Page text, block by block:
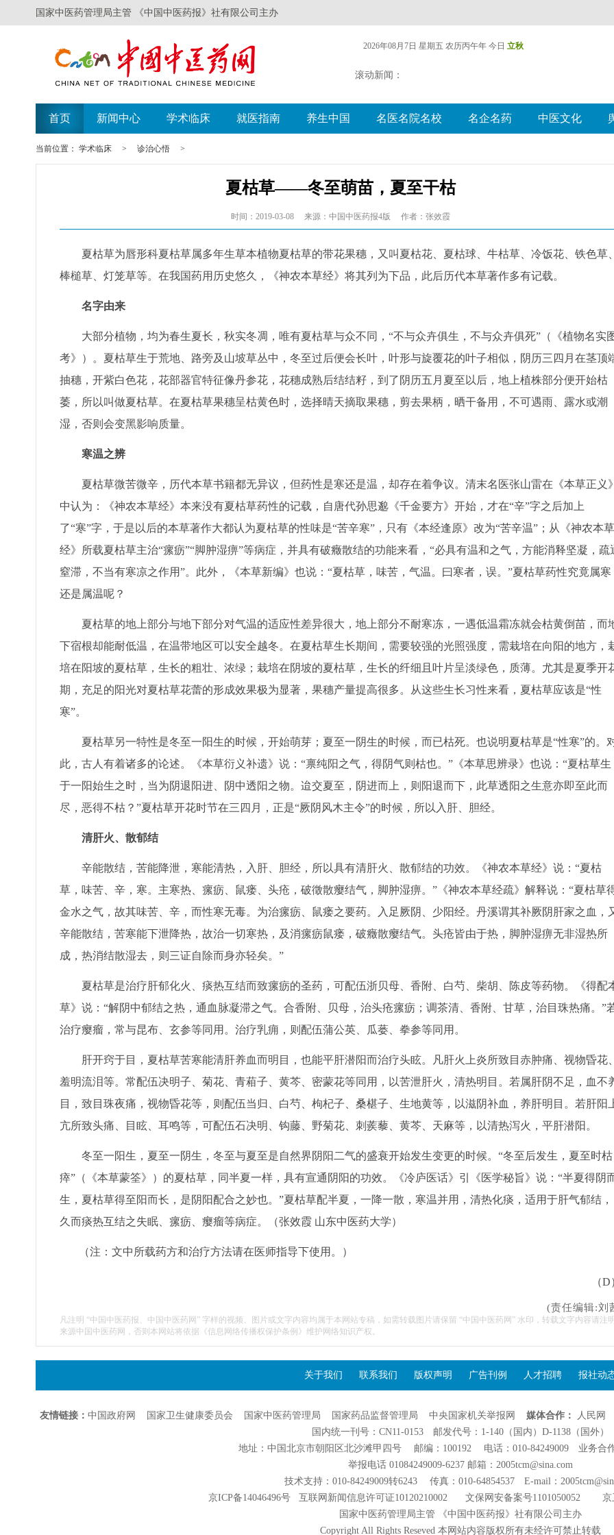
国家中医药管理局主管 《中国中医药报》社有限公司主办
2026年08月7日 星期五 农历丙午年 今日 立秋
滚动新闻：
首页 新闻中心 学术临床 就医指南 养生中国 名医名院名校 名企名药 中医文化
当前位置： 学术临床 > 诊治心悟 >
夏枯草——冬至萌苗，夏至干枯
时间：2019-03-08 来源：中国中医药报4版 作者：张效霞
夏枯草为唇形科夏枯草属多年生草本植物夏枯草的带花果穗，又叫夏枯花、夏枯球、牛枯草、冷饭花、铁色草、
棒槌草、灯笼草等。在我国药用历史悠久，《神农本草经》将其列为下品，此后历代本草著作多有记载。
名字由来
大部分植物，均为春生夏长，秋实冬凋，唯有夏枯草与众不同，“不与众卉俱生，不与众卉俱死”（《植物名实
考》）。夏枯草生于荒地、路旁及山坡草丛中，冬至过后便会长叶，叶形与旋覆花的叶子相似，阴历三四月在茎顶
抽穗，开紫白色花，花部器官特征像丹参花，花穗成熟后结结籽，到了阴历五月夏至以后，地上植株部分便开始枯
萎，所以叫做夏枯草。在夏枯草果穗呈枯黄色时，选择晴天摘取果穗，剪去果柄，晒干备用，不可遇雨、露水或潮
湿，否则会变黑影响质量。
寒温之辨
夏枯草微苦微辛，历代本草书籍都无异议，但药性是寒还是温，却存在着争议。清末名医张山雷在《本草正义》
中认为：《神农本草经》本来没有夏枯草药性的记载，自唐代孙思邈《千金要方》开始，才在“辛”字之后加上
了“寒”字，于是以后的本草著作大都认为夏枯草的性味是“苦辛寒”，只有《本经逢原》改为“苦辛温”；从《神农本草
经》所载夏枯草主治“瘰疬”“脚肿湿痹”等病症，并具有破癥散结的功能来看，“必具有温和之气，方能消释坚凝，疏
窒滞，不当有寒凉之作用”。此外，《本草新编》也说：“夏枯草，味苦，气温。曰寒者，误。”夏枯草药性究竟属寒
还是属温呢？
夏枯草的地上部分与地下部分对气温的适应性差异很大，地上部分不耐寒冻，一遇低温霜冻就会枯黄倒苗，而
下宿根却能耐低温，在温带地区可以安全越冬。在夏枯草生长期间，需要较强的光照强度，需栽培在向阳的地方，
培在阳坡的夏枯草，生长的粗壮、浓绿；栽培在阴坡的夏枯草，生长的纤细且叶片呈淡绿色，质薄。尤其是夏季开
期，充足的阳光对夏枯草花蕾的形成效果极为显著，果穗产量提高很多。从这些生长习性来看，夏枯草应该是“性
寒”。
夏枯草另一特性是冬至一阳生的时候，开始萌芽；夏至一阴生的时候，而已枯死。也说明夏枯草是“性寒”的。
此，古人有着诸多的论述。《本草衍义补遗》说：“禀纯阳之气，得阴气则枯也。”《本草思辨录》也说：“夏枯草生
于一阳始生之时，当为阴退阳进、阴中透阳之物。迨交夏至，阴进而上，则阳退而下，此草透阳之生意亦即至此而
尽，恶得不枯？”夏枯草开花时节在三四月，正是“厥阴风木主令”的时候，所以入肝、胆经。
清肝火、散郁结
辛能散结，苦能降泄，寒能清热，入肝、胆经，所以具有清肝火、散郁结的功效。《神农本草经》说：“夏枯
草，味苦、辛，寒。主寒热、瘰疬、鼠瘘、头疮，破徵散瘿结气，脚肿湿痹。”《神农本草经疏》解释说：“夏枯草
金水之气，故其味苦、辛，而性寒无毒。为治瘰疬、鼠瘘之要药。入足厥阴、少阳经。丹溪谓其补厥阴肝家之血，
辛能散结，苦寒能下泄降热，故治一切寒热，及消瘰疬鼠瘘，破癥散瘿结气。头疮皆由于热，脚肿湿痹无非湿热所
成，热消结散湿去，则三证自除而身亦轻矣。”
夏枯草是治疗肝郁化火、痰热互结而致瘰疬的圣药，可配伍浙贝母、香附、白芍、柴胡、陈皮等药物。《得配
草》说：“解阴中郁结之热，通血脉凝滞之气。合香附、贝母，治头疮瘰疬；调茶清、香附、甘草，治目珠热痛。”
治疗瘿瘤，常与昆布、玄参等同用。治疗乳痈，则配伍蒲公英、瓜蒌、拳参等同用。
肝开窍于目，夏枯草苦寒能清肝养血而明目，也能平肝潜阳而治疗头眩。凡肝火上炎所致目赤肿痛、视物昏花、
羞明流泪等。常配伍决明子、菊花、青葙子、黄芩、密蒙花等同用，以苦泄肝火，清热明目。若属肝阴不足，血不
目，致目珠夜痛，视物昏花等，则配伍当归、白芍、枸杞子、桑椹子、生地黄等，以滋阴补血，养肝明目。若肝阳
亢所致头痛、目眩、耳鸣等，可配伍石决明、钩藤、野菊花、刺蒺藜、黄芩、天麻等，以清热泻火，平肝潜阳。
冬至一阳生，夏至一阴生，冬至与夏至是自然界阴阳二气的盛衰开始发生变更的时候。“冬至后发生，夏至时枯
瘁”（《本草蒙筌》）的夏枯草，同半夏一样，具有宣通阴阳的功效。《冷庐医话》引《医学秘旨》说：“半夏得阴
生，夏枯草得至阳而长，是阴阳配合之妙也。”夏枯草配半夏，一降一散，寒温并用，清热化痰，适用于肝气郁结，
久而痰热互结之失眠、瘰疬、瘿瘤等病症。（张效霞 山东中医药大学）
（注：文中所载药方和治疗方法请在医师指导下使用。）
（D
(责任编辑:刘
凡注明 “中国中医药报、中国中医药网” 字样的视频、图片或文字内容均属于本网站专稿，如需转载图片请保留 “中国中医药网” 水印，转载文字内容请注明
来源中国中医药网，否则本网站将依据《信息网络传播权保护条例》维护网络知识产权。
关于我们 联系我们 版权声明 广告刊例 人才招聘 报社动
友情链接： 中国政府网 国家卫生健康委员会 国家中医药管理局 国家药品监督管理局 中央国家机关举报网 媒体合作： 人民网
国内统一刊号：CN11-0153 邮发代号：1-140（国内）D-1138（国外）
地址：中国北京市朝阳区北沙滩甲四号 邮编：100192 电话：010-84249009 业务合作
举报电话 01084249009-6237 邮箱：2005tcm@sina.com
技术支持：010-84249009转6243 传真：010-64854537 E-mail：
京ICP备14046496号
互联网新闻信息许可证10120210002文保网安备案号1101050052 京
国家中医药管理局主管 《中国中医药报》社有限公司主办
Copyright All Rights Reseved 本网站内容版权所有未经许可禁止转载